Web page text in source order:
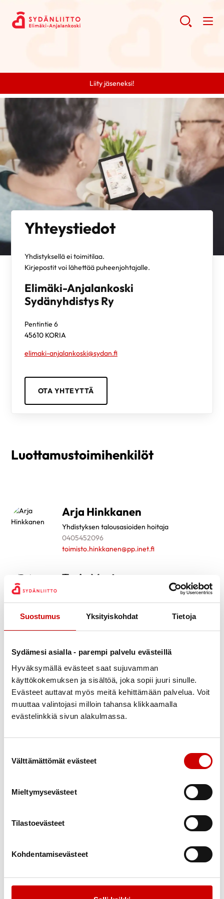
Suostumus Yksityiskohdat Tietoja
Sydämesi asialla - parempi palvelu evästeillä
Hyväksymällä evästeet saat sujuvamman
käyttökokemuksen ja sisältöä, joka sopii juuri sinulle.
Evästeet auttavat myös meitä kehittämään palvelua. Voit
muuttaa valintojasi milloin tahansa klikkaamalla
evästelinkkiä sivun alakulmassa.
Välttämättömät evästeet
Mieltymysevästeet
Tilastoevästeet
Kohdentamisevästeet
Liity jäseneksi!
Yhteystiedot
Yhdistyksellä ei toimitilaa.
Kirjepostit voi lähettää puheenjohtajalle.
Elimäki-Anjalankoski
Sydänyhdistys Ry
Pentintie 6
45610 KORIA
elimaki-anjalankoski@sydan.fi
OTA YHTEYTTÄ
Luottamustoimihenkilöt
Arja Hinkkanen
Yhdistyksen talousasioiden hoitaja
0405452096
toimisto.hinkkanen@pp.inet.fi
Tarja Mustonen
0408474086
tarjak.mustonen@gmail.com
Yhdistyksen hallitus
050 528 2019
tarja.manttari@sydan.fi
Ritva Pakkanen
0451364981
Yhdistyksen hallitus
Markku Seppälä
0414447603